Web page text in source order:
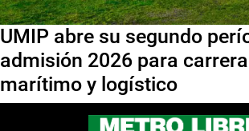
UMIP abre su segundo
admisión 2026 para
marítimo y logístico